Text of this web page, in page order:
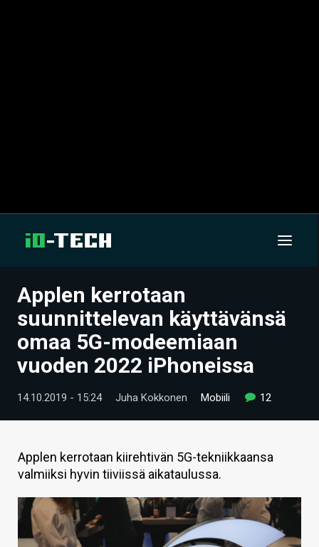
UUTISET
ARTIKKELIT
VIDEOT
TECHBBS
HINTA.FI
VAIHDA TEEMA
Applen kerrotaan
suunnittelevan käyttävänsä
omaa 5G-modeemiaan
vuoden 2022 iPhoneissa
14.10.2019 - 15:24 Juha Kokkonen Mobiili 12
Applen kerrotaan kiirehtivän 5G-tekniikkaansa
valmiiksi hyvin tiiviissä aikataulussa.